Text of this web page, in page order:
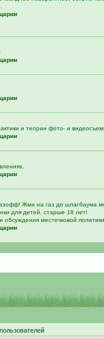
и теории фото- и
Жми на газ до шлагбаума
для детей, старше 18 лет!
обсуждения местечковой политики